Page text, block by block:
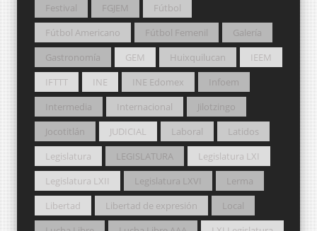
Festival
FGJEM
Fútbol
Fútbol Americano
Fútbol Femenil
Galería
Gastronomía
GEM Huixquilucan
IEEM
IFTTT
INE INE Edomex
Infoem
Intermedia
Internacional
Jilotzingo
Jocotitlán
JUDICIAL Laboral
Latidos
Legislatura
LEGISLATURA
Legislatura LXI
Legislatura LXII
Legislatura LXVI
Lerma
Libertad
Libertad de expresión
Local